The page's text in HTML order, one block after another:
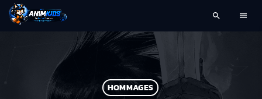
search menu
HOMMAGES